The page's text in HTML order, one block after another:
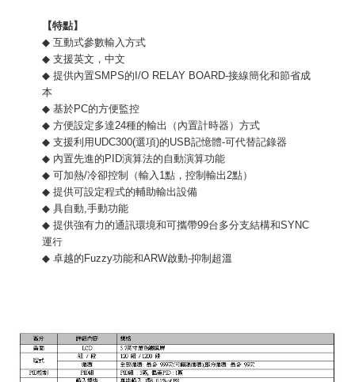
【特點】
◆ 互動式參數輸入方式
◆ 支援英文，中文
◆ 提供內置SMPS的 I/O RELAY BOARD-接線簡化和節省成
本
◆ 基於PC的方便監控
◆ 方便設定多達24種的輸出（內置計時器）方式
◆ 支援利用 UDC300(選項)的USB記憶體-可代替記錄器
◆ 內置先進的 PID演算法的自動演算功能
◆ 可加熱/冷卻控制（輸入 1點，控制輸出2點）
◆ 提供可設定程式的輔助輸出設備
◆ 具自動,手動功能
◆ 提供強有力的通訊環境和可攜帶99台多分支結構和SYNC
運行
◆ 卓越的 Fuzzy功能和ARW啟動-抑制超溫